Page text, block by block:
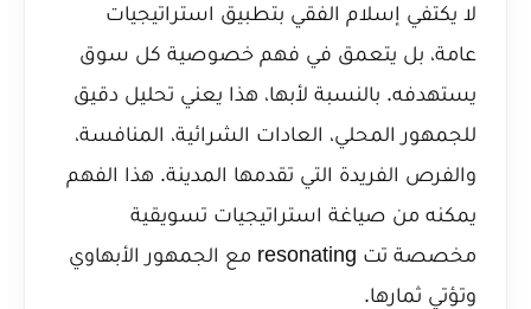
لا يكتفي إسلام الفقي بتطبيق استراتيجيات
عامة، بل يتعمق في فهم خصوصية كل سوق
يستهدفه. بالنسبة لأبها، هذا يعني تحليل دقيق
للجمهور المحلي، العادات الشرائية، المنافسة،
والفرص الفريدة التي تقدمها المدينة. هذا الفهم
يمكنه من صياغة استراتيجيات تسويقية
مخصصة تت resonating مع الجمهور الأبهاوي
وتؤتي ثمارها.